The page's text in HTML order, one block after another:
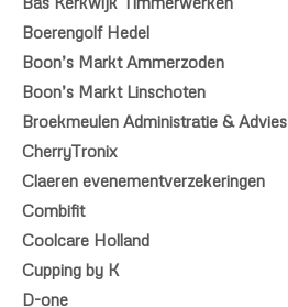
Boerengolf Hedel
Boon’s Markt Ammerzoden
Boon’s Markt Linschoten
Broekmeulen Administratie & Advies
CherryTronix
Claeren evenementverzekeringen
Combifit
Coolcare Holland
Cupping by K
D-one